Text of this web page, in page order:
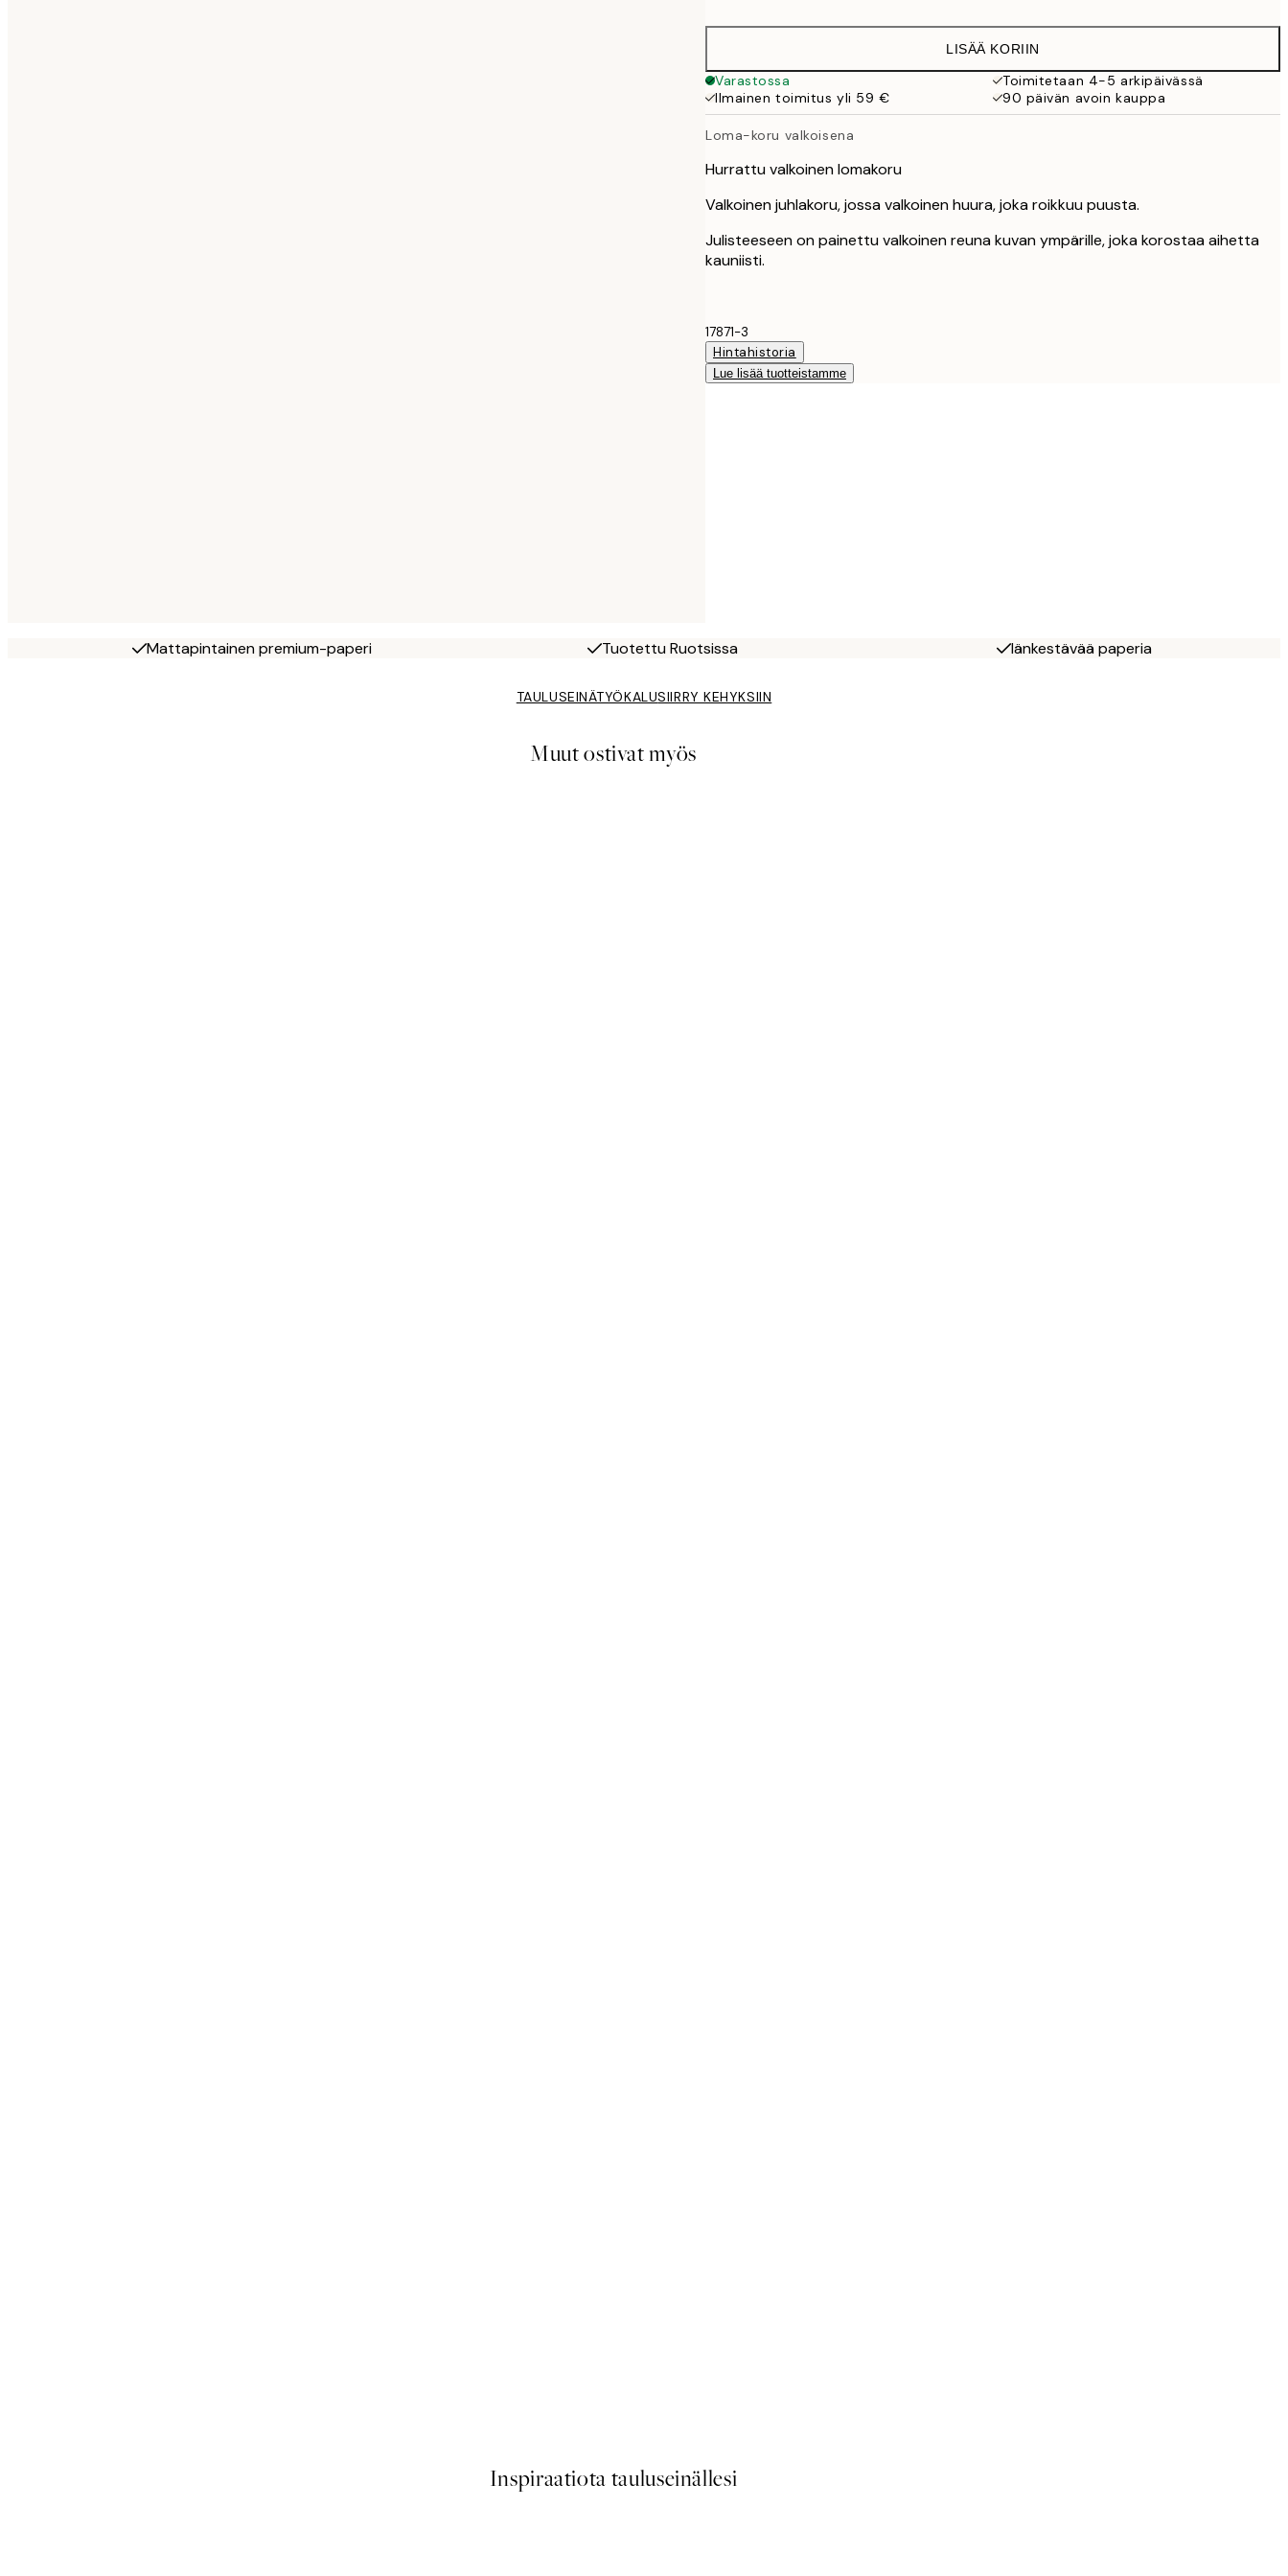
13 €
19,95 €
50x70 cm
32,45 €
LISÄÄ KORIIN
Varastossa
Toimitetaan 4-5 arkipäivässä
Ilmainen toimitus yli 59 €
90 päivän avoin kauppa
Loma-koru valkoisena
Hurrattu valkoinen lomakoru
Valkoinen juhlakoru, jossa valkoinen huura, joka roikkuu puusta.
Julisteeseen on painettu valkoinen reuna kuvan ympärille, joka korostaa aihetta
kauniisti.
17871-3
Hintahistoria
Lue lisää tuotteistamme
Mattapintainen premium-paperi Tuotettu Ruotsissa Iänkestävää paperia
TAULUSEINÄTYÖKALUSIIRRY KEHYKSIIN
Muut ostivat myös
Inspiraatiota tauluseinällesi